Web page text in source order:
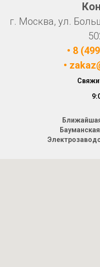
г. Москва, ул.
• 8
•
Бауманская